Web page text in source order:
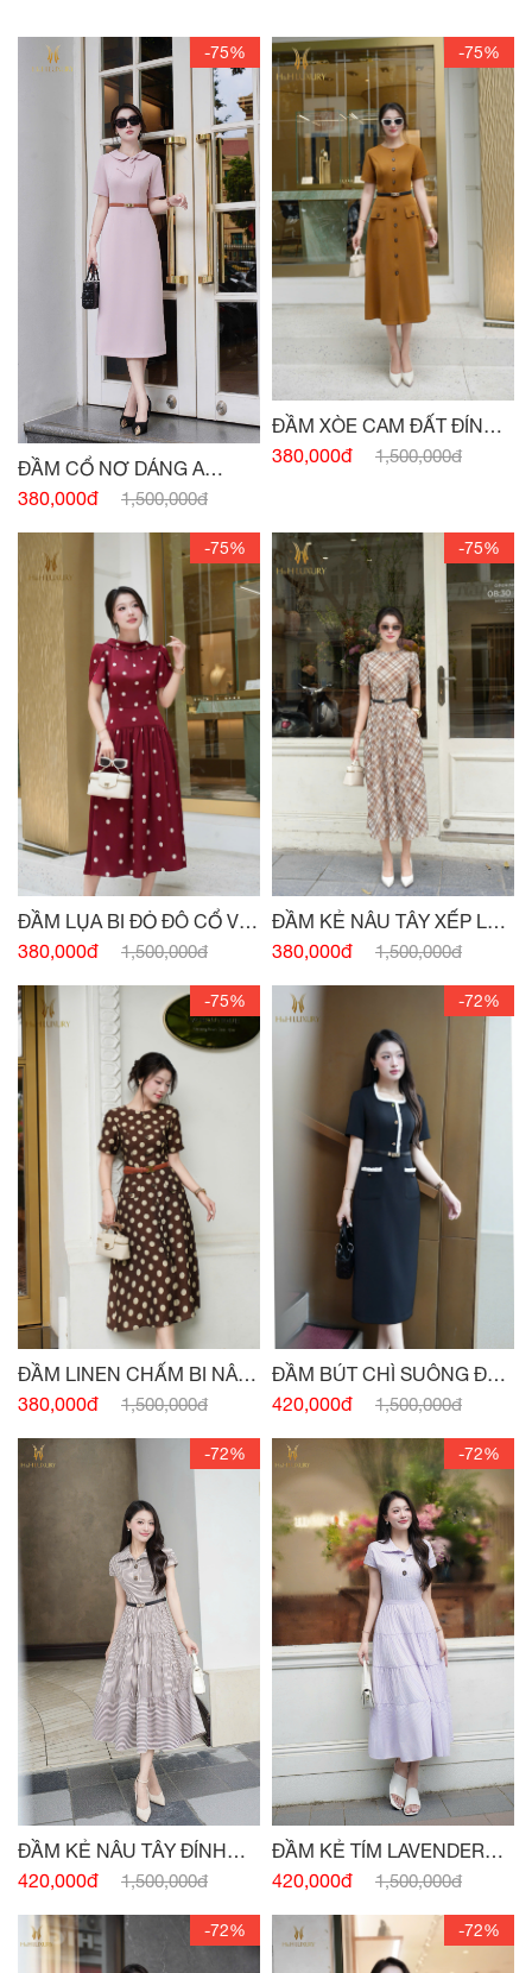
-75%
ĐẦM CỔ NƠ DÁNG A
HỒNG PASTEL
380,000đ 1,500,000đ
-75%
ĐẦM XÒE CAM ĐẤT ĐÍNH
CÚC
380,000đ 1,500,000đ
-75%
ĐẦM LỤA BI ĐỎ ĐÔ CỔ V
SAU
380,000đ 1,500,000đ
-75%
ĐẦM KẺ NÂU TÂY XẾP LY
THÂN
380,000đ 1,500,000đ
-75%
ĐẦM LINEN CHẤM BI NÂU
TÂY ĐÍNH CÚC
380,000đ 1,500,000đ
-72%
ĐẦM BÚT CHÌ SUÔNG ĐEN
HAI TÚI
420,000đ 1,500,000đ
-72%
ĐẦM KẺ NÂU TÂY ĐÍNH
CÚC
420,000đ 1,500,000đ
-72%
ĐẦM KẺ TÍM LAVENDER
ĐÍNH CÚC
420,000đ 1,500,000đ
-72% -72%